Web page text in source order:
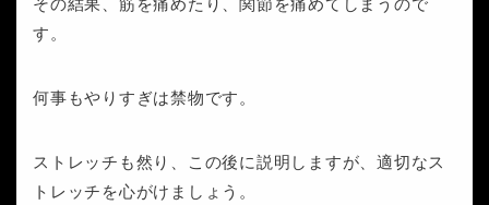
その結果、筋を痛めたり、関節を痛めてしまうので
す。
何事もやりすぎは禁物です。
ストレッチも然り、この後に説明しますが、適切なス
トレッチを心がけましょう。